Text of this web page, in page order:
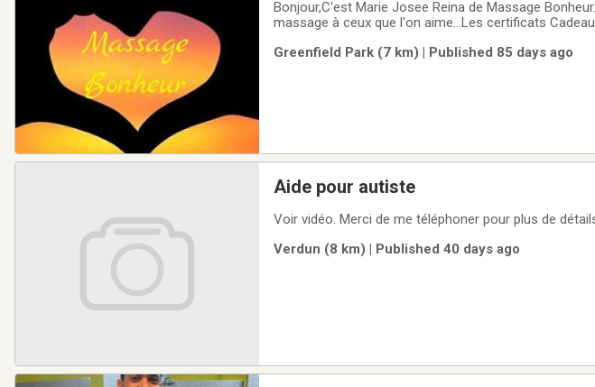
Bonjour,C'est Marie Josee Reina de Massage Bonheur........Rien mieux....
massage à ceux que l'on aime...Les certificats
un docteur suisse..Les
Greenfield Park (7 km) | Published 85 days ago
Aide pour autiste
Verdun (8 km) | Published 40 days ago